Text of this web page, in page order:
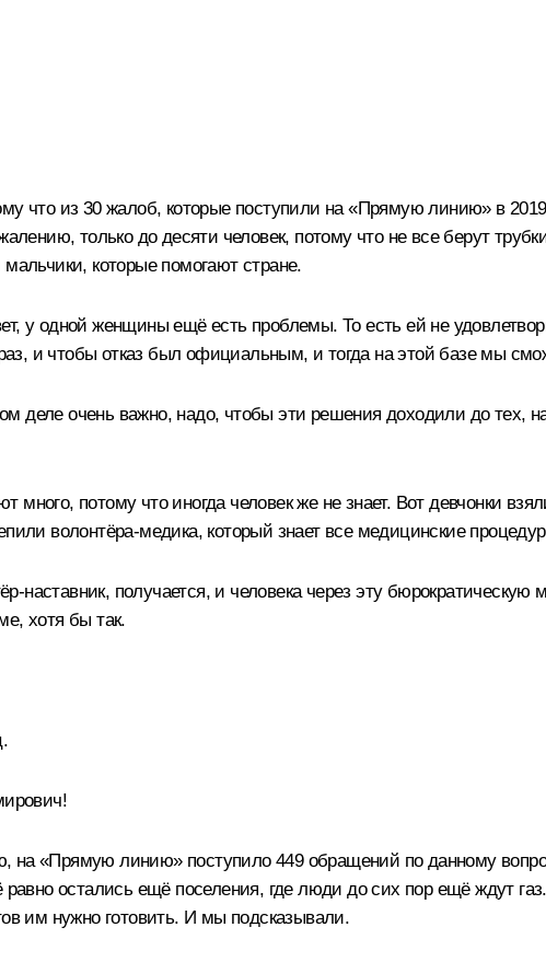
что из 30 жалоб, которые поступили на «Прямую линию» в
только до десяти человек, потому что не все берут
которые помогают стране.
у одной женщины ещё есть проблемы. То есть ей не
и чтобы отказ был официальным, и тогда на этой базе мы
деле очень важно, надо, чтобы эти решения доходили до тех,
много, потому что иногда человек же не знает. Вот девчонки
волонтёра-медика, который знает все медицинские
наставник, получается, и человека через эту
хотя бы так.
на «Прямую линию» поступило 449 обращений по данному
равно остались ещё поселения, где люди до сих пор ещё ждут
им нужно готовить. И мы подсказывали.